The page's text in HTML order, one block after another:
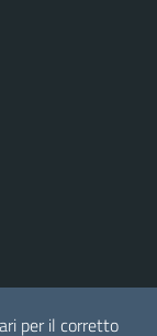
per il corretto